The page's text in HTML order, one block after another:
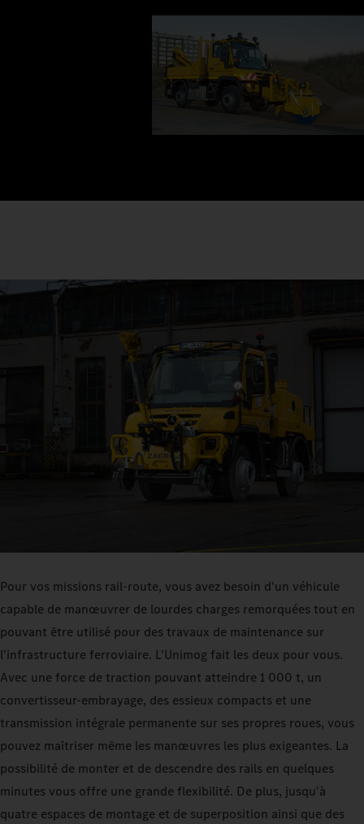
Pour vos missions rail-route, vous avez besoin d'un véhicule
capable de manœuvrer de lourdes charges remorquées tout en
pouvant être utilisé pour des travaux de maintenance sur
l'infrastructure ferroviaire. L'Unimog fait les deux pour vous.
Avec une force de traction pouvant atteindre 1 000 t, un
convertisseur-embrayage, des essieux compacts et une
transmission intégrale permanente sur ses propres roues, vous
pouvez maîtriser même les manœuvres les plus exigeantes. La
possibilité de monter et de descendre des rails en quelques
minutes vous offre une grande flexibilité. De plus, jusqu'à
quatre espaces de montage et de superposition ainsi que des